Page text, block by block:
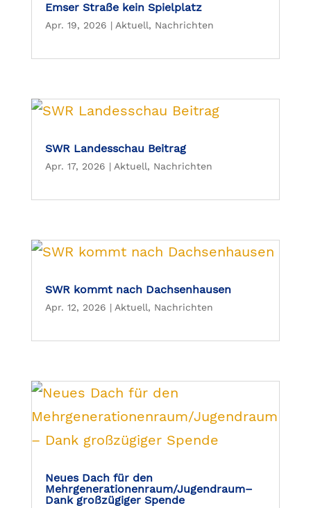
Emser Straße kein Spielplatz
Apr. 19, 2026 | Aktuell, Nachrichten
SWR Landesschau Beitrag
Apr. 17, 2026 | Aktuell, Nachrichten
SWR kommt nach Dachsenhausen
Apr. 12, 2026 | Aktuell, Nachrichten
Neues Dach für den
Mehrgenerationenraum/Jugendraum–
Dank großzügiger Spende